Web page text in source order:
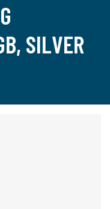
SILVER